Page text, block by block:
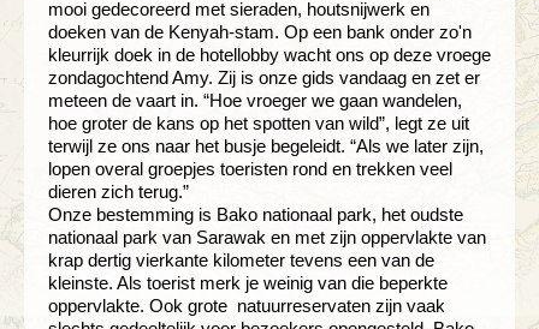
mooi gedecoreerd met sieraden, houtsnijwerk en
doeken van de Kenyah-stam. Op een bank onder zo'n
kleurrijk doek in de hotellobby wacht ons op deze vroege
zondagochtend Amy. Zij is onze gids vandaag en zet er
meteen de vaart in. “Hoe vroeger we gaan wandelen,
hoe groter de kans op het spotten van wild”, legt ze uit
terwijl ze ons naar het busje begeleidt. “Als we later zijn,
lopen overal groepjes toeristen rond en trekken veel
dieren zich terug.”
Onze bestemming is Bako nationaal park, het oudste
nationaal park van Sarawak en met zijn oppervlakte van
krap dertig vierkante kilometer tevens een van de
kleinste. Als toerist merk je weinig van die beperkte
oppervlakte. Ook grote natuurreservaten zijn vaak